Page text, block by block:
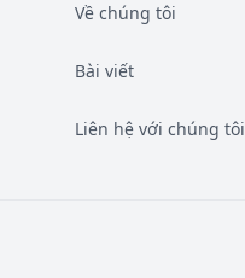
Về chúng tôi
Bài viết
Liên hệ với chúng tôi